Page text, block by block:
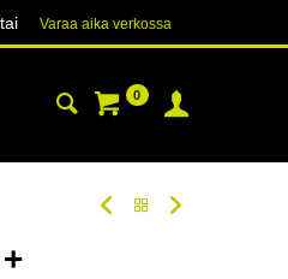
Varaa aika verk​​​​ossa
0